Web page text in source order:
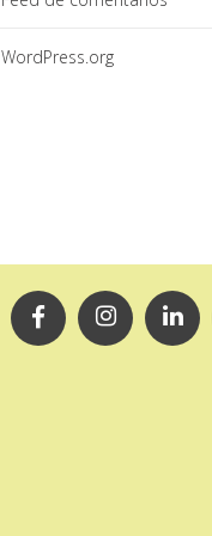
WordPress.org